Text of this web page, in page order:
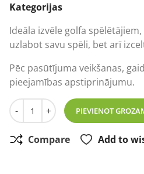
Kategorijas
Ideāla izvēle golfa
uzlabot savu spēli, bet arī
Pēc pasūtījuma veikšanas,
pieejamības apstiprinājumu.
-
Taylor Made SpeedSoft INK
+ PIEVIENOT
Compare Add to